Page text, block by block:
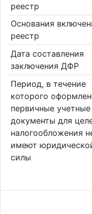
реестр
Основания
реестр
Дата составления
заключения ДФР
Период, в течение
которого
первичные учетные
документы для
налогообложения
имеют
силы